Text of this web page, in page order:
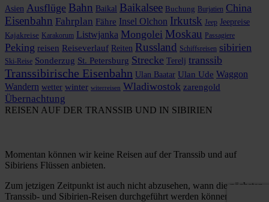
Asien Ausflüge Bahn Baikal Baikalsee Buchung Burjatien China
Eisenbahn Fahrplan Fähre Insel Olchon Irkutsk Jeep Jeepreise
Kajakreise Karakorum Listwjanka Mongolei Moskau Passagiere
Peking reisen Reiseverlauf Reiten Russland Schiffsreisen sibirien
Ski-Reise Sonderzug St. Petersburg Strecke Terelj transsib
Transsibirische Eisenbahn Ulan Baatar Ulan Ude Waggon
Wandern wetter winter witerreisen Wladiwostok zarengold
Übernachtung
REISEN AUF DER TRANSSIB UND IN SIBIRIEN
Momentan können wir keine Reisen auf der Transsib und auf
Sibiriens Flüssen anbieten.
Zum jetzigen Zeitpunkt ist auch nicht abzusehen, wann die nächsten
Transsib- und Sibirien-Reisen durchgeführt werden können.